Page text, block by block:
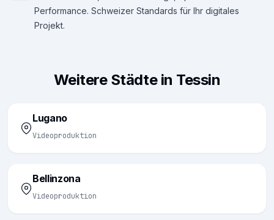
Performance. Schweizer Standards für Ihr digitales
Projekt.
Weitere Städte in Tessin
Lugano
Videoproduktion
Bellinzona
Videoproduktion